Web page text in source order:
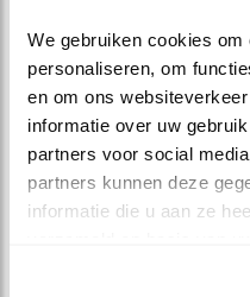
We gebruiken cookies
personaliseren, om
en om ons
informatie over uw
partners voor social
partners kunnen deze
informatie die u aan ze